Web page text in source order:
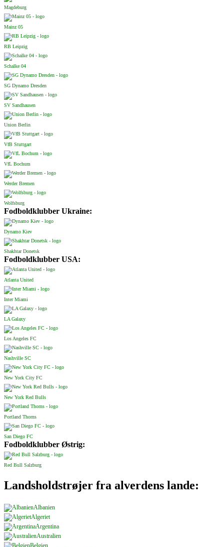
Magdeburg
Mainz 05
RB Leipzig
Schalke 04
SG Dynamo Dresden
SV Sandhausen
Union Berlin
VfB Stuttgart
VfL Bochum
Werder Bremen
Wolfsburg
Fodboldklubber Ukraine:
Dynamo Kiev
Shakhtar Donetsk
Fodboldklubber USA:
Atlanta United
Inter Miami
LA Galaxy
Los Angeles FC
Nashville SC
New York City FC
New York Red Bulls
Portland Thorns
San Diego FC
Fodboldklubber Østrig:
Red Bull Salzburg
Landsholdstrøjer fra alverdens lande:
Albanien
Algeriet
Argentina
Australien
Belgien